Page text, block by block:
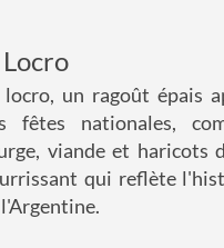
locro, un ragoût épais
fêtes nationales,
viande et haricots
qui reflète